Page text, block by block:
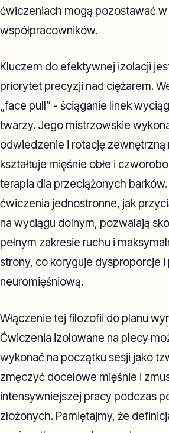
ćwiczeniach mogą pozostawać
współpracowników.
Kluczem do efektywnej izolacji
priorytet precyzji nad ciężarem.
„face pull” - ściąganie linek
twarzy. Jego mistrzowskie
odwiedzenie i rotację zewnętrzną
kształtuje mięśnie obłe i
terapia dla przeciążonych
ćwiczenia jednostronne, jak
na wyciągu dolnym, pozwalają
pełnym zakresie ruchu i
strony, co koryguje dysproporcje
neuromięśniową.
Włączenie tej filozofii do planu
Ćwiczenia izolowane na plecy
wykonać na początku sesji jako
zmęczyć docelowe mięśnie i
intensywniejszej pracy podczas
złożonych. Pamiętajmy, że